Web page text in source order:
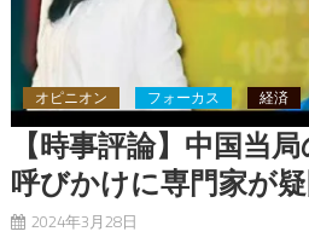
オピニオン フォーカス 経済
【時事評論】中国当
呼びかけに専門家が
2024年3月28日